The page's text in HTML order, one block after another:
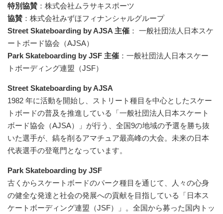
特別協賛 ：株式会社ムラサキスポーツ
協賛 ：株式会社みずほフィナンシャルグループ
Street Skateboarding by AJSA 主催 ： 一般社団法人日本スケ
ートボード協会（AJSA）
Park Skateboarding by JSF 主催 ：一般社団法人日本スケー
トボーディング連盟（JSF）
Street Skateboarding by AJSA
1982 年に活動を開始し、ストリート種目を中心としたスケー
トボードの普及を推進している「一般社団法人日本スケート
ボード協会（AJSA）」が行う、全国9の地域の予選を勝ち抜
いた選手が、鎬を削るアマチュア最高峰の大会。未来の日本
代表選手の登竜門となっています。
Park Skateboarding by JSF
古くからスケートボードのパーク種目を通じて、人々の心身
の健全な発達と社会の発展への貢献を目指している「日本ス
ケートボーディング連盟（JSF）」。全国から募った国内トッ